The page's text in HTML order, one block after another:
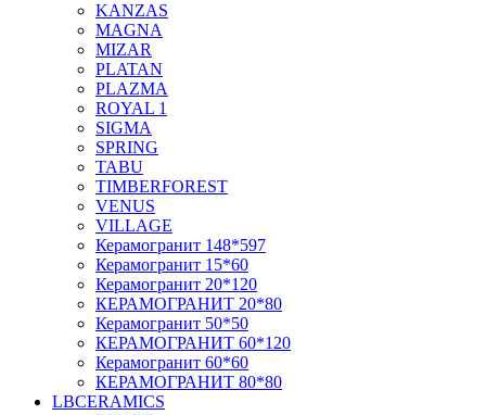
KANZAS
MAGNA
MIZAR
PLATAN
PLAZMA
ROYAL 1
SIGMA
SPRING
TABU
TIMBERFOREST
VENUS
VILLAGE
Керамогранит 148*597
Керамогранит 15*60
Керамогранит 20*120
КЕРАМОГРАНИТ 20*80
Керамогранит 50*50
КЕРАМОГРАНИТ 60*120
Керамогранит 60*60
КЕРАМОГРАНИТ 80*80
LBCERAMICS